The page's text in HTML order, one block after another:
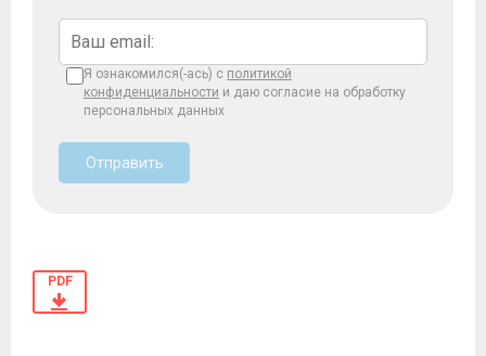
Я ознакомился(-ась) с политикой
конфиденциальности и даю согласие на обработку
персональных данных
Отправить
PDF